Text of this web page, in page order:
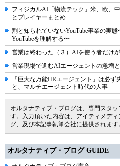
フィジカルAI「物流テック」米、欧、
とプレイヤーまとめ
割と知られていないYouTube事業の実
YouTubeを理解する〜
営業は終わった（３）AIを使う者だけ
営業現場で進むAIエージェントの急増
「巨大な万能HRエージェント」は必ず
と、マルチエージェント時代の人事
オルタナティブ・ブログは、専門スタ
す。入力頂いた内容は、アイティメデ
グ、及び本記事執筆会社に提供されます。
オルタナティブ・ブログ GUIDE